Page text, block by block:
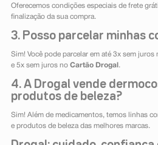
Oferecemos condições especiais de frete
finalização da sua compra.
3. Posso parcelar minhas
Sim! Você pode parcelar em até 3x sem
e 5x sem juros no Cartão Drogal .
4. A Drogal vende
produtos de beleza?
Sim! Além de medicamentos, temos linhas
e produtos de beleza das melhores marcas.